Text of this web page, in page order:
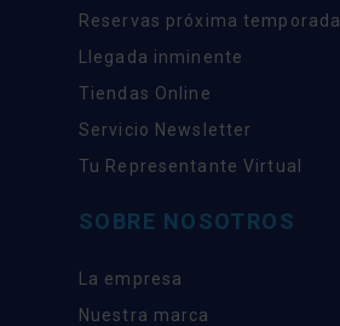
Reservas próxima temporada
Llegada inminente
Tiendas Online
Servicio Newsletter
Tu Representante Virtual
SOBRE NOSOTROS
La empresa
Nuestra marca